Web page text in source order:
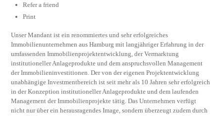
Refer a friend
Print
Unser Mandant ist ein renommiertes und sehr erfolgreiches
Immobilienunternehmen aus Hamburg mit langjähriger Erfahrung in der
umfassenden Immobilienprojektentwicklung, der Vermarktung
institutioneller Anlageprodukte und dem anspruchsvollen Management
der Immobilieninvestitionen. Der von der eigenen Projektentwicklung
unabhängige Investmentbereich ist seit mehr als 10 Jahren sehr erfolgreich
in der Konzeption institutioneller Anlageprodukte und dem laufenden
Management der Immobilienprojekte tätig. Das Unternehmen verfügt
nicht nur über ein herausragendes Image, sondern überzeugt zudem durch